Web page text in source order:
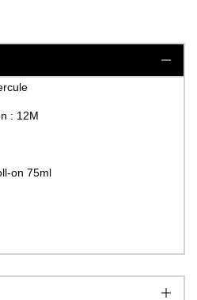
: 12M
on 75ml